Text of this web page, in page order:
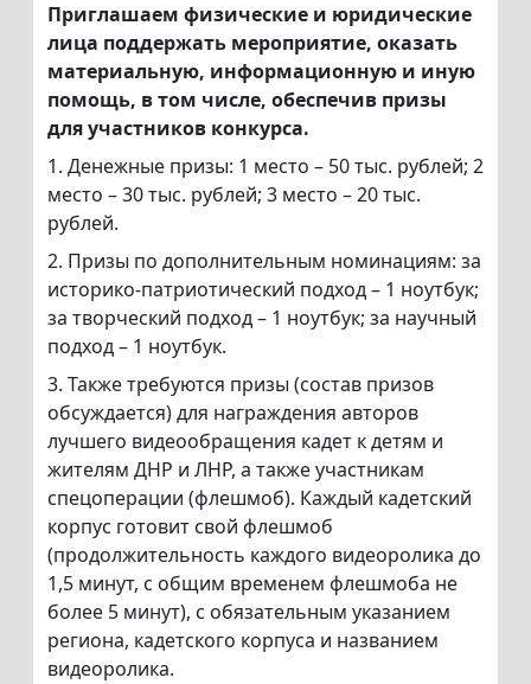
Приглашаем физические и юридические
лица поддержать мероприятие, оказать
материальную, информационную и иную
помощь, в том числе, обеспечив призы
для участников конкурса.
1. Денежные призы: 1 место – 50 тыс. рублей; 2
место – 30 тыс. рублей; 3 место – 20 тыс.
рублей.
2. Призы по дополнительным номинациям: за
историко-патриотический подход – 1 ноутбук;
за творческий подход – 1 ноутбук; за научный
подход – 1 ноутбук.
3. Также требуются призы (состав призов
обсуждается) для награждения авторов
лучшего видеообращения кадет к детям и
жителям ДНР и ЛНР, а также участникам
спецоперации (флешмоб). Каждый кадетский
корпус готовит свой флешмоб
(продолжительность каждого видеоролика до
1,5 минут, с общим временем флешмоба не
более 5 минут), с обязательным указанием
региона, кадетского корпуса и названием
видеоролика.